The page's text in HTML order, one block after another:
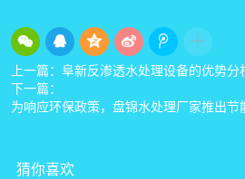
上一篇： 阜新反渗透水处理设备的优势分
下一篇：
为响应环保政策，盘锦水处理厂家推出节
猜你喜欢